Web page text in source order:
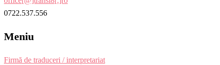
0722.537.556
Meniu
Firmă de traduceri / interpretariat